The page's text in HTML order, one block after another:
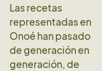
Las recetas
representadas en
Onoé han pasado
de generación en
generación, de